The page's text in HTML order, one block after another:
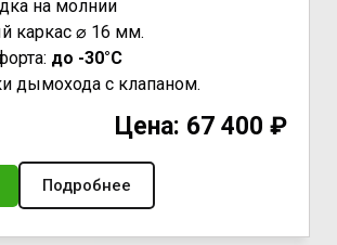
на молнии
каркас ⌀ 16 мм.
до -30°С
дымохода с клапаном.
Цена: 67 400 ₽
Подробнее